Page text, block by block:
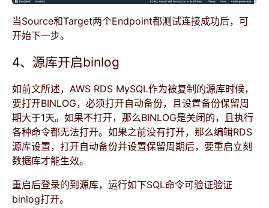
当Source和Target两个Endpoint都测试连接成功后，可
开始下一步。
4、源库开启binlog
如前文所述，AWS RDS MySQL作为被复制的源库时候，
要打开BINLOG，必须打开自动备份，且设置备份保留周
期大于1天。如果不打开，那么BINLOG是关闭的，且执行
各种命令都无法打开。如果之前没有打开，那么编辑RDS
源库设置，打开自动备份并设置保留周期后，要重启立刻
数据库才能生效。
重启后登录的到源库，运行如下SQL命令可验证验证
binlog打开。